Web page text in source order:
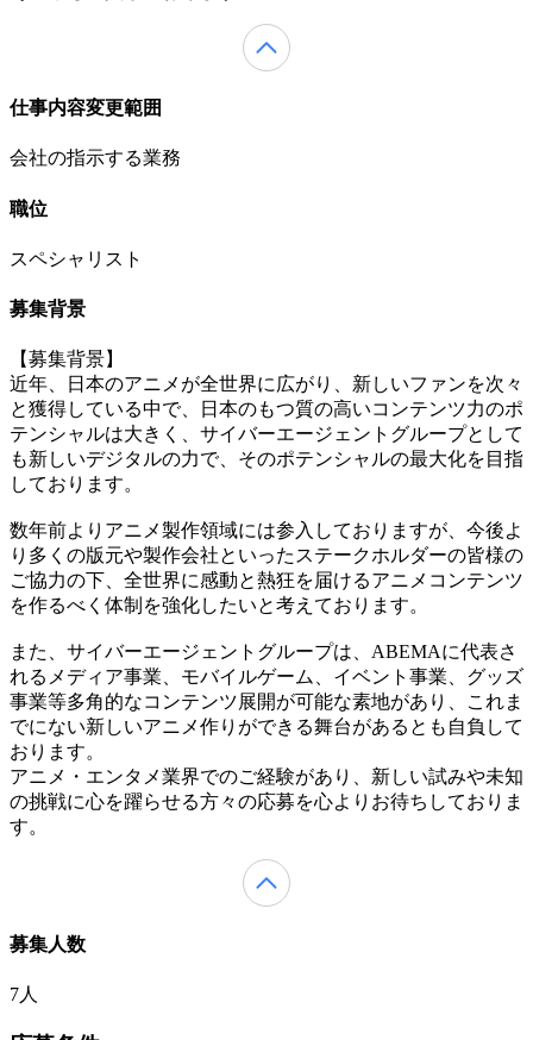
仕事内容変更範囲
会社の指示する業務
職位
スペシャリスト
募集背景
【募集背景】
近年、日本のアニメが全世界に広がり、新しいファンを次々
と獲得している中で、日本のもつ質の高いコンテンツ力のポ
テンシャルは大きく、サイバーエージェントグループとして
も新しいデジタルの力で、そのポテンシャルの最大化を目指
しております。
数年前よりアニメ製作領域には参入しておりますが、今後よ
り多くの版元や製作会社といったステークホルダーの皆様の
ご協力の下、全世界に感動と熱狂を届けるアニメコンテンツ
を作るべく体制を強化したいと考えております。
また、サイバーエージェントグループは、ABEMAに代表さ
れるメディア事業、モバイルゲーム、イベント事業、グッズ
事業等多角的なコンテンツ展開が可能な素地があり、これま
でにない新しいアニメ作りができる舞台があるとも自負して
おります。
アニメ・エンタメ業界でのご経験があり、新しい試みや未知
の挑戦に心を躍らせる方々の応募を心よりお待ちしておりま
す。
募集人数
7人